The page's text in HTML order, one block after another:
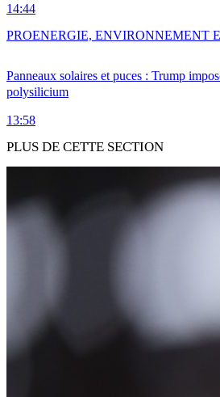
14:44
Panneaux solaires et puces : Trump
polysilicium
13:58
PROENERGIE, ENVIRONNEMENT
PLUS DE CETTE SECTION